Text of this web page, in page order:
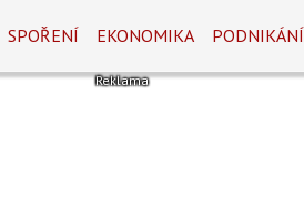
SPOŘENÍ EKONOMIKA PODNIKÁNÍ